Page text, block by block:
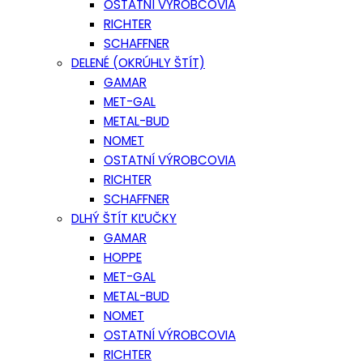
OSTATNÍ VÝROBCOVIA
RICHTER
SCHAFFNER
DELENÉ (OKRÚHLY ŠTÍT)
GAMAR
MET-GAL
METAL-BUD
NOMET
OSTATNÍ VÝROBCOVIA
RICHTER
SCHAFFNER
DLHÝ ŠTÍT KĽUČKY
GAMAR
HOPPE
MET-GAL
METAL-BUD
NOMET
OSTATNÍ VÝROBCOVIA
RICHTER